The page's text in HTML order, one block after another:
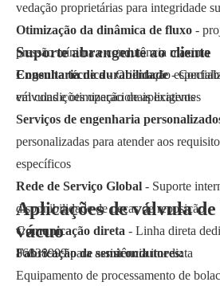
vedação proprietárias para integridade
Otimização da dinâmica de fluxo -
pressão mínima e condutância máxima
Engenharia de durabilidade-
em condições operacionais exigentes
Suporte abrangente ao cliente
Consulta técnica- Orientação
válvulas e otimização de aplicativos
Serviços de engenharia
personalizadas para atender aos
específicos
Rede de Serviço Global - Suporte
disponibilidade de peças de reposição
Comunicação direta - Linha direta
86838999 para assistência imediata
Aplicações de válvula
vácuo
Fabricação de semicondutores:
Equipamento de processamento de